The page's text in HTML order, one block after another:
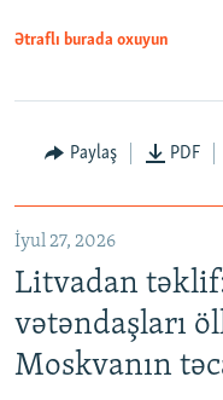
Ətraflı burada oxuyun
Paylaş PDF
İyul 27, 2026
Litvadan
vətəndaşları
Moskvanın